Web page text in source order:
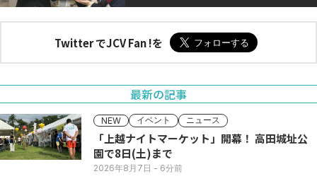
Twitter でJCV Fan !を
最新の記事
NEW イベント ニュース
「上越ナイトマーケット」開幕！ 高田城址公
園で8日(土)まで
2026年8月7日 - 6分前